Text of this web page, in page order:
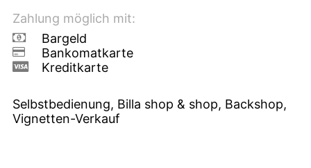
Zahlung möglich mit:
Bargeld
Bankomatkarte
Kreditkarte
Selbstbedienung, Billa shop & shop, Backshop,
Vignetten-Verkauf